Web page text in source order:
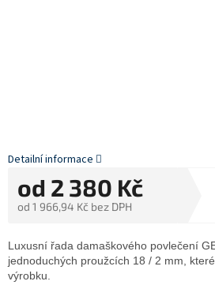
od 2 380 Kč
od 1 966,94 Kč bez DPH
Luxusní řada damaškového povlečení
jednoduchých proužcích 18 / 2 mm,
výrobku.
Detailní informace